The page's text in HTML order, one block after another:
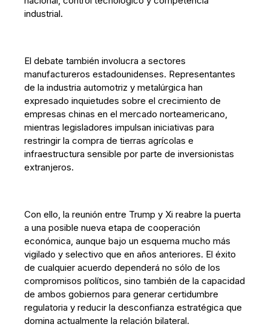
industrial.
El debate también involucra a sectores
manufactureros estadounidenses. Representantes
de la industria automotriz y metalúrgica han
expresado inquietudes sobre el crecimiento de
empresas chinas en el mercado norteamericano,
mientras legisladores impulsan iniciativas para
restringir la compra de tierras agrícolas e
infraestructura sensible por parte de inversionistas
extranjeros.
Con ello, la reunión entre Trump y Xi reabre la puerta
a una posible nueva etapa de cooperación
económica, aunque bajo un esquema mucho más
vigilado y selectivo que en años anteriores. El éxito
de cualquier acuerdo dependerá no sólo de los
compromisos políticos, sino también de la capacidad
de ambos gobiernos para generar certidumbre
regulatoria y reducir la desconfianza estratégica que
domina actualmente la relación bilateral.